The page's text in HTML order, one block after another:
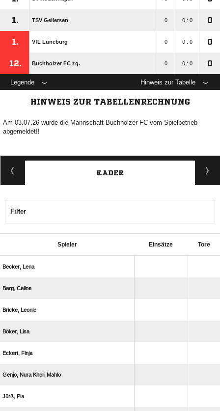
1. TSV Gellersen 0 0 : 0 0
1. VfL Lüneburg 0 0 : 0 0
12. Buchholzer FC zg. 0 0 : 0 0
Legende Hinweis zur Tabelle
HINWEIS ZUR TABELLENRECHNUNG
Am 03.07.26 wurde die Mannschaft Buchholzer FC vom Spielbetrieb
abgemeldet!!
KADER
Filter
Spieler Einsätze Tore
 
 
 
 
 
   
 